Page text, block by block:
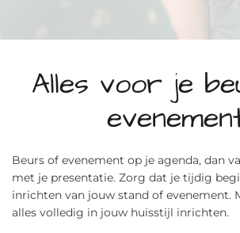
Alles voor je
Beurs of evenement op je agenda, dan
met je presentatie. Zorg dat je tijdig
inrichten van jouw stand of evenement.
alles volledig in jouw huisstijl inrichten.